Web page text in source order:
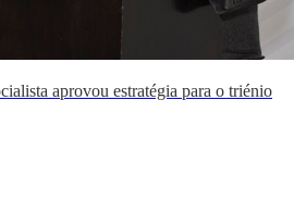
aprovou estratégia para o triénio